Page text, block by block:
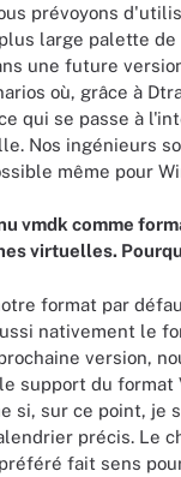
prévoyons
large palette de
une future
où, grâce à
qui se passe à
Nos ingénieurs
même pour
vmdk comme
virtuelles.
format par
nativement le
version,
support du format
si, sur ce point, je
précis. Le
fait sens